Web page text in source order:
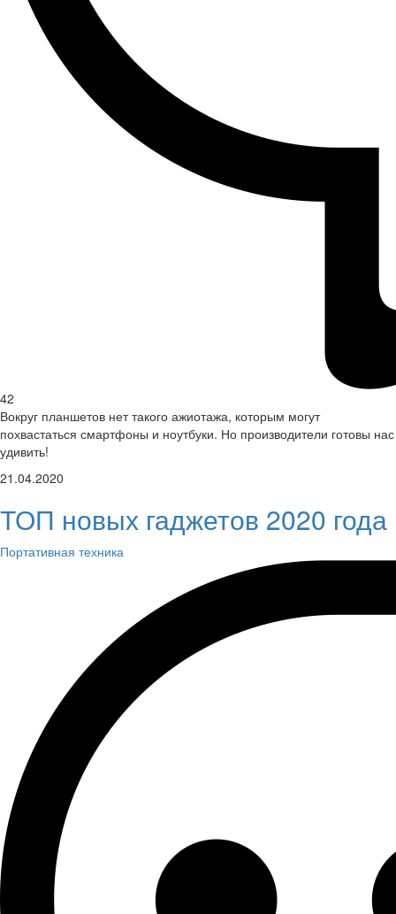
42
Вокруг планшетов нет такого ажиотажа, которым могут
похвастаться смартфоны и ноутбуки. Но производители готовы нас
удивить!
21.04.2020
ТОП новых гаджетов 2020 года
Портативная техника